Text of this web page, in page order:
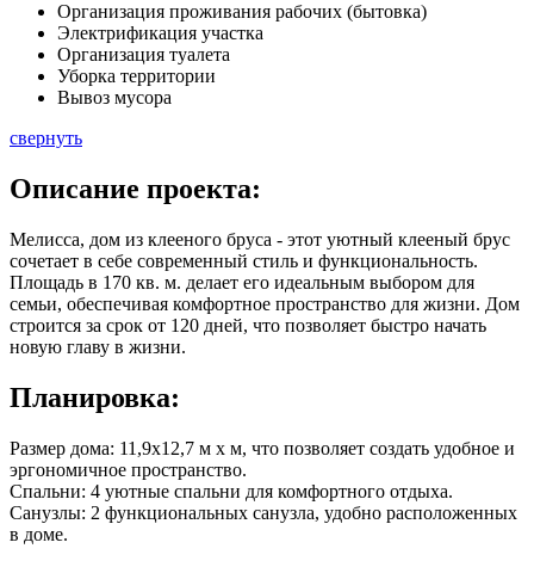
Организация проживания рабочих (бытовка)
Электрификация участка
Организация туалета
Уборка территории
Вывоз мусора
свернуть
Описание проекта:
Мелисса, дом из клееного бруса - этот уютный клееный брус
сочетает в себе современный стиль и функциональность.
Площадь в 170 кв. м. делает его идеальным выбором для
семьи, обеспечивая комфортное пространство для жизни. Дом
строится за срок от 120 дней, что позволяет быстро начать
новую главу в жизни.
Планировка:
Размер дома: 11,9x12,7 м x м, что позволяет создать удобное и
эргономичное пространство.
Спальни: 4 уютные спальни для комфортного отдыха.
Санузлы: 2 функциональных санузла, удобно расположенных
в доме.